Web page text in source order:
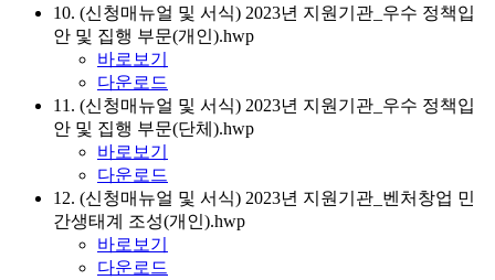
10. (신청매뉴얼 및 서식) 2023년 지원기관_우수 정책입
안 및 집행 부문(개인).hwp
바로보기
다운로드
11. (신청매뉴얼 및 서식) 2023년 지원기관_우수 정책입
안 및 집행 부문(단체).hwp
바로보기
다운로드
12. (신청매뉴얼 및 서식) 2023년 지원기관_벤처창업 민
간생태계 조성(개인).hwp
바로보기
다운로드